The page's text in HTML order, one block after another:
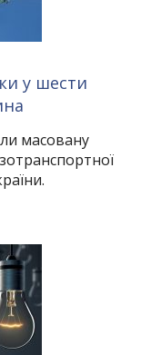
у шести
масовану